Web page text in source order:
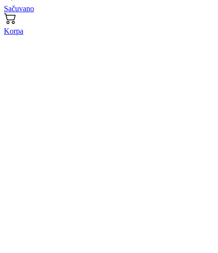
Sačuvano
Korpa